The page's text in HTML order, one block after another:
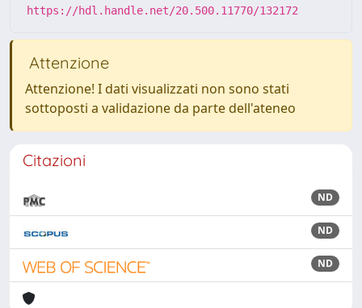
https://hdl.handle.net/20.500.11770/132172
Attenzione
Attenzione! I dati visualizzati non sono stati
sottoposti a validazione da parte dell'ateneo
Citazioni
ND
ND
ND